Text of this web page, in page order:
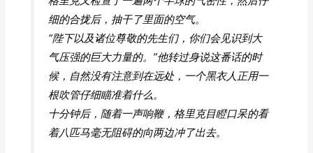
细的合拢后，抽干了里面的空气。
“陛下以及诸位尊敬的先生们，你们会见识到大
气压强的巨大力量的。”他转过身说这番话的时
候，自然没有注意到在远处，一个黑衣人正用一
根吹管仔细瞄准着什么。
十分钟后，随着一声响鞭，格里克目瞪口呆的看
着八匹马毫无阻碍的向两边冲了出去。